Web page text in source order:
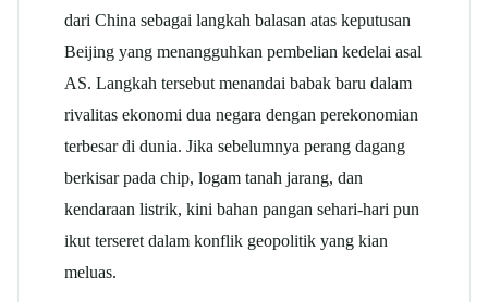
dari China sebagai langkah balasan atas keputusan
Beijing yang menangguhkan pembelian kedelai asal
AS. Langkah tersebut menandai babak baru dalam
rivalitas ekonomi dua negara dengan perekonomian
terbesar di dunia. Jika sebelumnya perang dagang
berkisar pada chip, logam tanah jarang, dan
kendaraan listrik, kini bahan pangan sehari-hari pun
ikut terseret dalam konflik geopolitik yang kian
meluas.